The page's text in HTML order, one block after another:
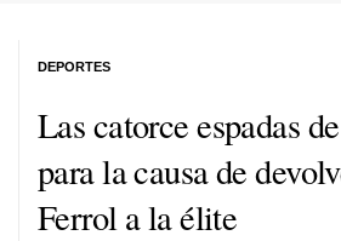
Las catorce espadas
para la causa de
Ferrol a la élite
DEPORTES